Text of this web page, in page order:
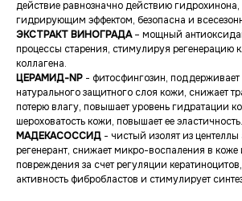
действие равнозначно действию гидрохинона,
гидрирующим эффектом, безопасна и
ЭКСТРАКТ ВИНОГРАДА– мощный
процессы старения, стимулируя регенерацию
коллагена.
ЦЕРАМИД-NP - фитосфингозин, поддерживает
натурального защитного слоя кожи, снижает
потерю влагу, повышает уровень гидратации
шероховатость кожи, повышает ее эластичность.
МАДЕКАСОССИД - чистый изолят из центеллы
регенерант, снижает микро-воспаления в коже
повреждения за счет регуляции
активность фибробластов и стимулирует